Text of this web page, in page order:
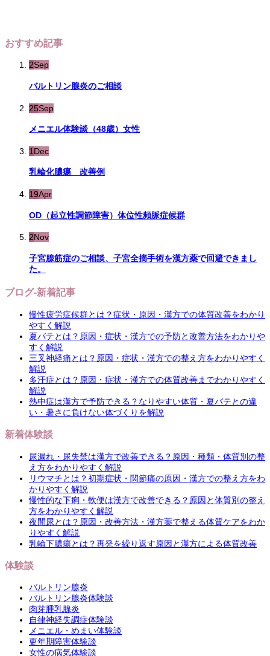
おすすめ記事
2Sep
バルトリン腺炎のご相談
25Sep
メニエル体験談（48歳）女性
1 Dec
乳輪化膿瘍 改善例
19Apr
OD（起立性調節障害）体位性頻脈症候群
2Nov
子宮腺筋症のご相談、子宮全摘手術を漢方薬で回避できまし
た。
ブログ-新着記事
慢性疲労症候群とは？症状・原因・漢方での体質改善をわかり
やすく解説
夏バテとは？原因・症状・漢方での予防と改善方法をわかりや
すく解説
三叉神経痛とは？原因・症状・漢方での整え方をわかりやすく
解説
多汗症とは？原因・症状・漢方での体質改善までわかりやすく
解説
熱中症は漢方で予防できる？なりやすい体質・夏バテとの違
い・暑さに負けない体づくりを解説
新着体験談
尿漏れ・尿失禁は漢方で改善できる？原因・種類・体質別の整
え方をわかりやすく解説
リウマチとは？初期症状・関節痛の原因・漢方での整え方をわ
かりやすく解説
慢性的な下痢・軟便は漢方で改善できる？原因と体質別の整え
方をわかりやすく解説
夜間尿とは？原因・改善方法・漢方薬で整える体質ケアをわか
りやすく解説
乳輪下膿瘍とは？再発を繰り返す原因と漢方による体質改善
体験談
バルトリン腺炎
バルトリン腺炎体験談
肉芽腫乳腺炎
自律神経失調症体験談
メニエル・めまい体験談
更年期障害体験談
女性の病気体験談